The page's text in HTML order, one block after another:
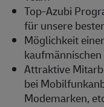
Top-Azubi
für unsere
Möglichkeit
Attraktive
bei
Modemarken,